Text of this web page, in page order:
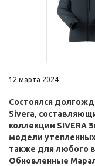
12 марта 2024
Состоялся
Sivera,
коллекции SIVERA
модели
также для любого
Обновленные